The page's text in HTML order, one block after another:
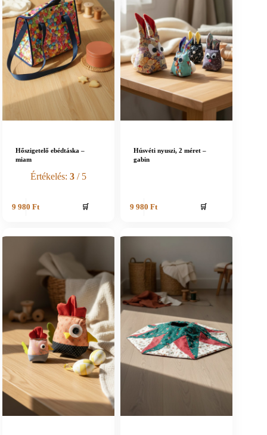
Hőszigetelő ebédtáska –
miam
Értékelés:3 / 5
9 980Ft 🛒
Húsvéti nyuszi, 2 méret –
gabin
9 980Ft 🛒